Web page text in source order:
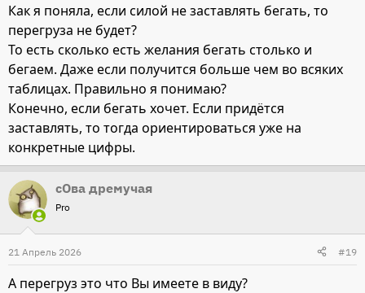
Как я поняла, если силой не заставлять бегать, то
перегруза не будет?
То есть сколько есть желания бегать столько и
бегаем. Даже если получится больше чем во всяких
таблицах. Правильно я понимаю?
Конечно, если бегать хочет. Если придётся
заставлять, то тогда ориентироваться уже на
конкретные цифры.
сОва дремучая
Pro
21 Апрель 2026 #19
А перегруз это что Вы имеете в виду?